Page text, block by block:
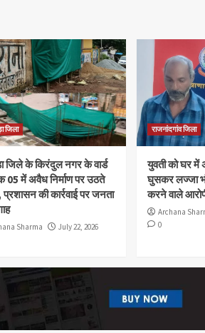
जिला
जिले के किरंदुल नगर के वार्ड
05 में अवैध निर्माण पर उठते
की कार्रवाई पर जनता
Sharma
July 22, 2026
राजनांदगांव जिला
युवती को घर
घुसकर लज्जा
करने वाले
Archana
0